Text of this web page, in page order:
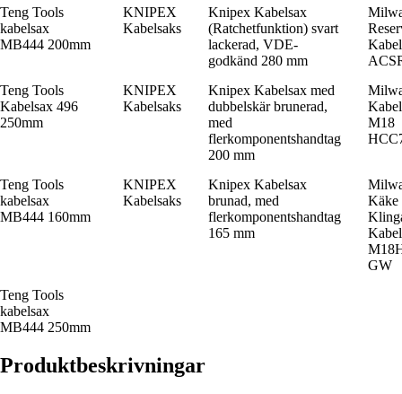
Teng Tools
kabelsax
MB444 200mm
KNIPEX
Kabelsaks
Knipex Kabelsax
(Ratchetfunktion) svart
lackerad, VDE-
godkänd 280 mm
Teng Tools
Kabelsax 496
250mm
KNIPEX
Kabelsaks
Knipex Kabelsax med
dubbelskär brunerad,
med
flerkomponentshandtag
200 mm
M18
Teng Tools
kabelsax
MB444 160mm
KNIPEX
Kabelsaks
Knipex Kabelsax
brunad, med
flerkomponentshandtag
165 mm
Käke
GW
Teng Tools
kabelsax
MB444 250mm
Produktbeskrivningar